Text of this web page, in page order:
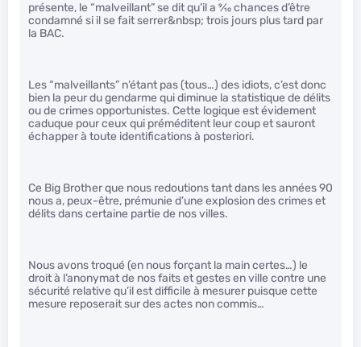
présente, le “malveillant” se dit qu’il a 9⁄10chances d’être
condamné si il se fait serrer&nbsp; trois jours plus tard par
la BAC.
Les “malveillants” n’étant pas (tous…) des idiots, c’est donc
bien la peur du gendarme qui diminue la statistique de délits
ou de crimes opportunistes. Cette logique est évidement
caduque pour ceux qui préméditent leur coup et sauront
échapper à toute identifications à posteriori.
Ce Big Brother que nous redoutions tant dans les années 90
nous a, peux-être, prémunie d’une explosion des crimes et
délits dans certaine partie de nos villes.
Nous avons troqué (en nous forçant la main certes…) le
droit à l’anonymat de nos faits et gestes en ville contre une
sécurité relative qu’il est difficile à mesurer puisque cette
mesure reposerait sur des actes non commis…